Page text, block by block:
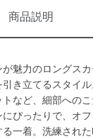
商品説明
魅力のロングス
き立てるスタイ
など、細部への
ぴったりで、オ
一着。洗練され